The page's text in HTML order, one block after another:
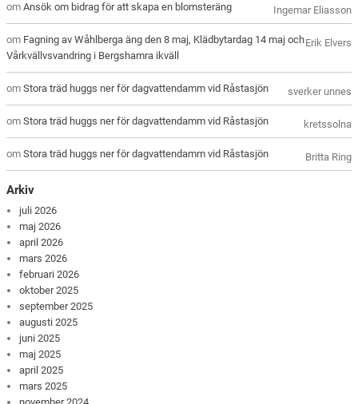
Ingemar Eliasson
omAnsök om bidrag för att skapa en blomsteräng
Erik Elvers
om Fagning av Wåhlberga äng den 8 maj, Klädbytardag 14 maj och
Vårkvällvsvandring i Bergshamra ikväll
sverker unnes
omStora träd huggs ner för dagvattendamm vid Råstasjön
kretssolna
omStora träd huggs ner för dagvattendamm vid Råstasjön
Britta Ring
omStora träd huggs ner för dagvattendamm vid Råstasjön
Arkiv
juli 2026
maj 2026
april 2026
mars 2026
februari 2026
oktober 2025
september 2025
augusti 2025
juni 2025
maj 2025
april 2025
mars 2025